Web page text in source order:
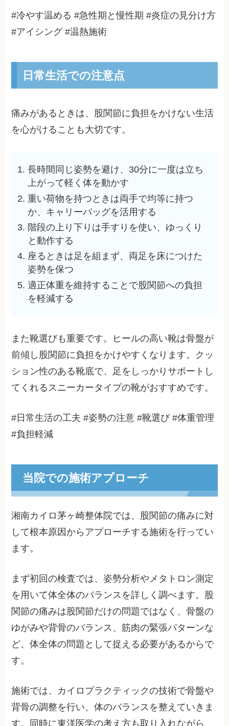
#冷やす温める #急性期と慢性期 #炎症の見分け方
#アイシング #温熱施術
日常生活での注意点
痛みがあるときは、股関節に負担をかけない生活
を心がけることも大切です。
長時間同じ姿勢を避け、30分に一度は立ち
上がって軽く体を動かす
重い荷物を持つときは両手で均等に持つ
か、キャリーバッグを活用する
階段の上り下りは手すりを使い、ゆっくり
と動作する
座るときは足を組まず、両足を床につけた
姿勢を保つ
適正体重を維持することで股関節への負担
を軽減する
また靴選びも重要です。ヒールの高い靴は骨盤が
前傾し股関節に負担をかけやすくなります。クッ
ション性のある靴底で、足をしっかりサポートし
てくれるスニーカータイプの靴がおすすめです。
#日常生活の工夫 #姿勢の注意 #靴選び #体重管理
#負担軽減
当院での施術アプローチ
湘南カイロ茅ヶ崎整体院では、股関節の痛みに対
して根本原因からアプローチする施術を行ってい
ます。
まず初回の検査では、姿勢分析やメタトロン測定
を用いて体全体のバランスを詳しく調べます。股
関節の痛みは股関節だけの問題ではなく、骨盤の
ゆがみや背骨のバランス、筋肉の緊張パターンな
ど、体全体の問題として捉える必要があるからで
す。
施術では、カイロプラクティックの技術で骨盤や
背骨の調整を行い、体のバランスを整えていきま
す。同時に東洋医学の考え方も取り入れながら、